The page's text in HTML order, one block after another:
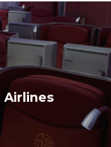
Airlines